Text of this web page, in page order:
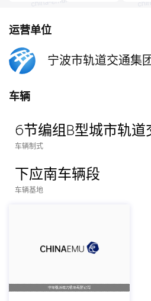
运营单位
宁波市轨道交通集
车辆
6节编组B型城市轨道
车辆制式
下应南车辆段
车辆基地
中车株洲电力机车有限公司